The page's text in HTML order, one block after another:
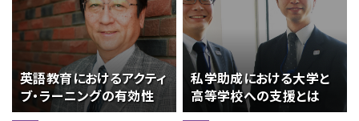
英語教育におけるアクティ
ブ・ラーニングの有効性
私学助成における大学と
高等学校への支援とは